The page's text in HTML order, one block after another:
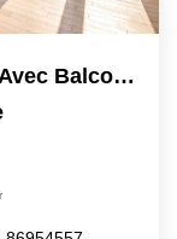
Pont De Neuilly : Dernier Étage Avec Balcon, 2ch